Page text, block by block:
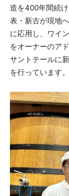
造を400年間続
表・新古が現地
に応用し、ワイ
をオーナーのア
サントテールに
を行っています。